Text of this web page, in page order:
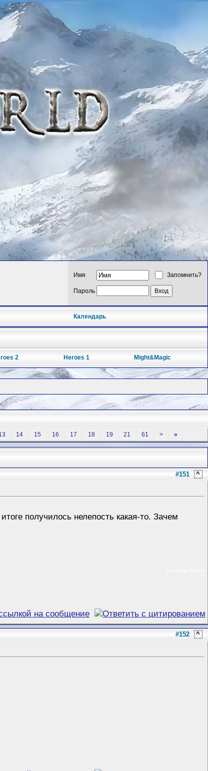
Имя Запомнить?
Пароль
Календарь
2 Heroes 1 Might&Magic
14 15 16 17 18 19 21 61 > »
#151 ^
получилось нелепость какая-то. Зачем
#152 ^